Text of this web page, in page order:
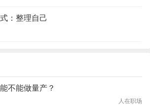
：整理自己
不能做量产？
人在职场